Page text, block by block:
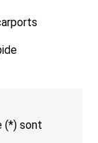
(*) sont